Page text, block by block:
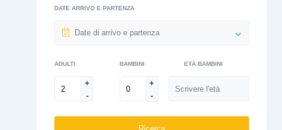
DATE ARRIVO E PARTENZA
ADULTI
+
-
BAMBINI
+
-
ETÀ BAMBINI